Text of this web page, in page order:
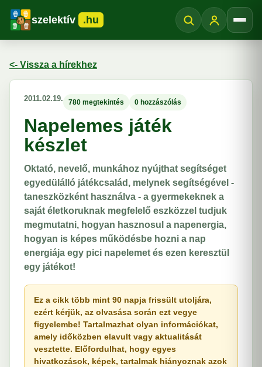
szelektív .hu
<- Vissza a hírekhez
2011.02.19. 780 megtekintés 0 hozzászólás
Napelemes játék
készlet
Oktató, nevelő, munkához nyújthat segítséget
egyedülálló játékcsalád, melynek segítségével -
taneszközként használva - a gyermekeknek a
saját életkoruknak megfelelő eszközzel tudjuk
megmutatni, hogyan hasznosul a napenergia,
hogyan is képes működésbe hozni a nap
energiája egy pici napelemet és ezen keresztül
egy játékot!
Ez a cikk több mint 90 napja frissült utoljára,
ezért kérjük, az olvasása során ezt vegye
figyelembe! Tartalmazhat olyan információkat,
amely időközben elavult vagy aktualitását
vesztette. Előfordulhat, hogy egyes
hivatkozások, képek, tartalmak hiányoznak azok